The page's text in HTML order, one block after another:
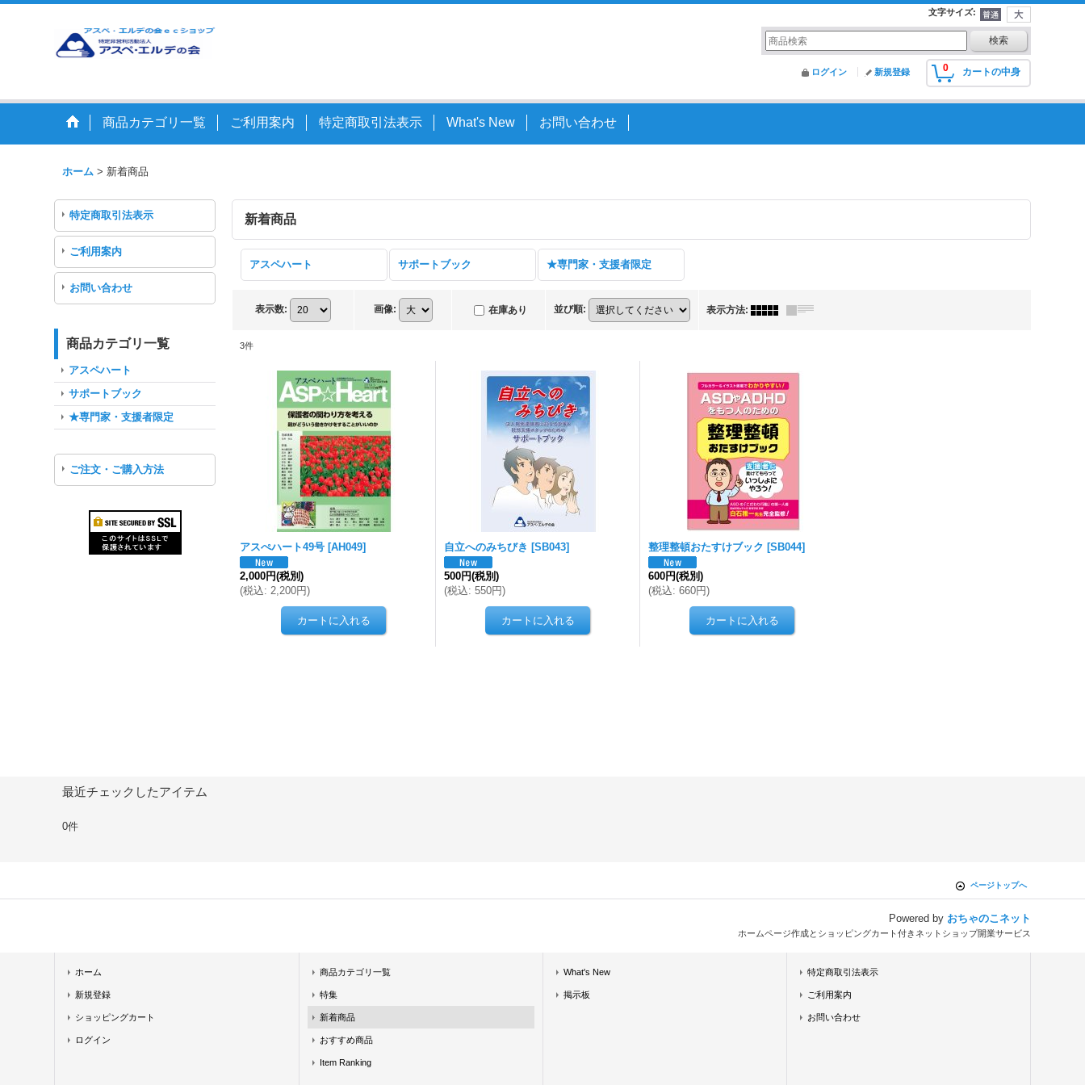
文字サイズ:
0 カートの中身
ログイン 新規登録
商品カテゴリ一覧 ご利用案内 特定商取引法表示 What's New お問い合わせ
ホーム > 新着商品
特定商取引法表示
ご利用案内
お問い合わせ
商品カテゴリ一覧
アスペハート
サポートブック
★専門家・支援者限定
ご注文・ご購入方法
新着商品
アスペハート サポートブック ★専門家・支援者限定
表示数: 画像: 在庫あり 並び順: 表示方法:
3件
アスぺハート49号 [AH049]
2,000円(税別)
(税込: 2,200円)
自立へのみちびき [SB043]
500円(税別)
(税込: 550円)
整理整頓おたすけブック [SB044]
600円(税別)
(税込: 660円)
最近チェックしたアイテム
0件
ページトップへ
Powered by おちゃのこネット
ホームページ作成とショッピングカート付きネットショップ開業サービス
ホーム
新規登録
ショッピングカート
ログイン
商品カテゴリ一覧
特集
新着商品
おすすめ商品
Item Ranking
What's New
掲示板
特定商取引法表示
ご利用案内
お問い合わせ